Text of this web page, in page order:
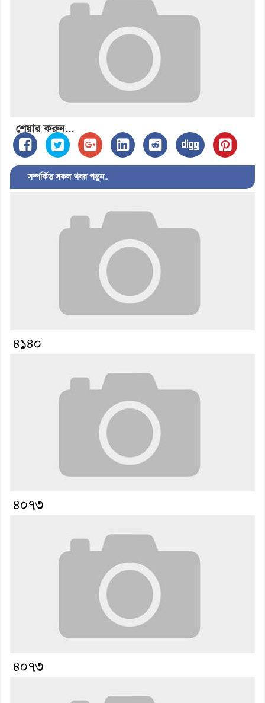
শেয়ার করুন...
সম্পর্কিত সকল খবর পড়ুন..
৪১৪০
৪০৭৩
৪০৭৩